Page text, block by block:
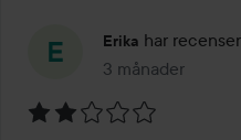
Erika har
3 månader
Inlägget skapades